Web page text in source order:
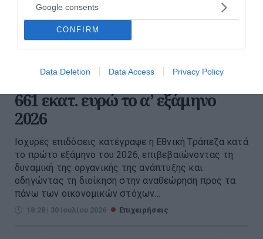
Google consents
CONFIRM
Data Deletion Data Access Privacy Policy
Εθνική Τράπεζα: Καθαρά κέρδη
661 εκατ. ευρώ το α’ εξάμηνο
2026
Ισχυρές επιδόσεις κατέγραψε η Εθνική Τράπεζα κατά
το πρώτο εξάμηνο του 2026, επιβεβαιώνοντας τη
δυναμική της οργανικής της ανάπτυξης και
οδηγώντας τη διοίκηση στην αναθεώρηση προς τα
πάνω των οικονομικών στόχων...
18:28 | 30 Ιουλίου 2026 Επιχειρήσεις